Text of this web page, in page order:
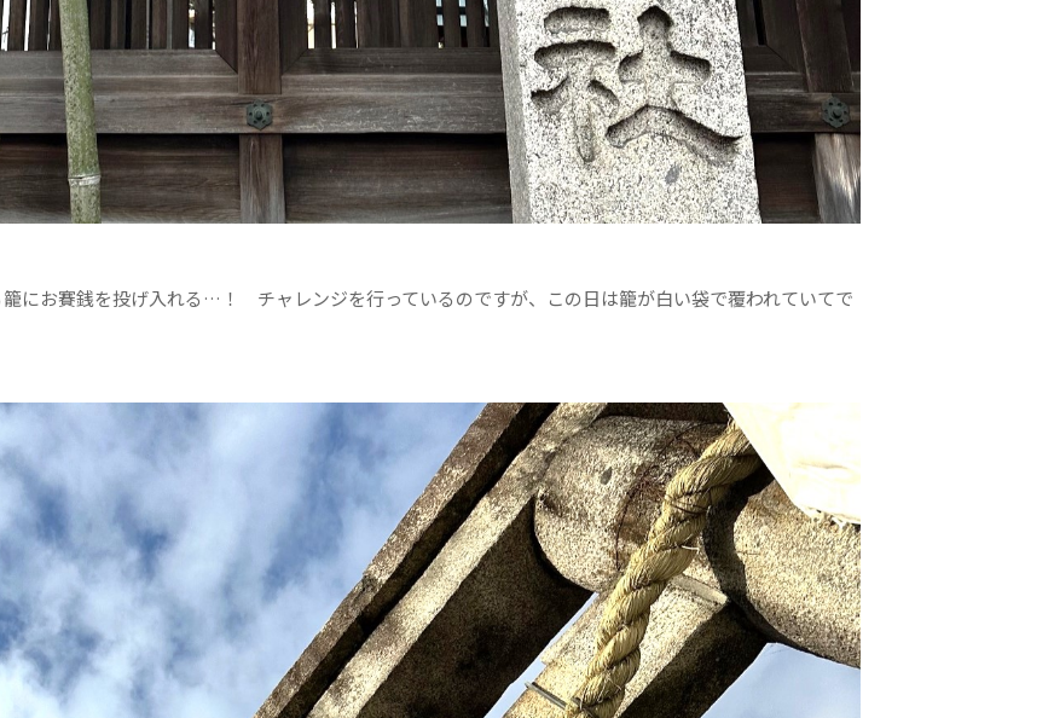
にお賽銭を投げ入れる…！ チャレンジを行っているのですが、この日は籠が白い袋で覆われていてで